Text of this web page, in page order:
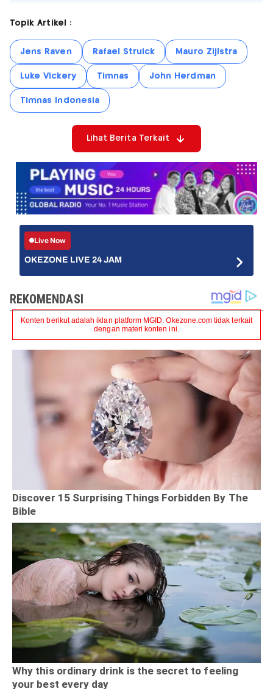
Topik Artikel :
Jens Raven Rafael Struick Mauro Zijlstra
Luke Vickery Timnas John Herdman
Timnas Indonesia
Lihat Berita Terkait
Live Now
OKEZONE LIVE 24 JAM